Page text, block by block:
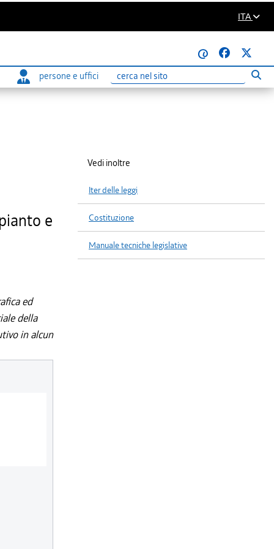
ITA
@
persone e uffici
Ricerca
e
ed
della
in alcun
Vedi inoltre
Iter delle leggi
Costituzione
Manuale tecniche legislative